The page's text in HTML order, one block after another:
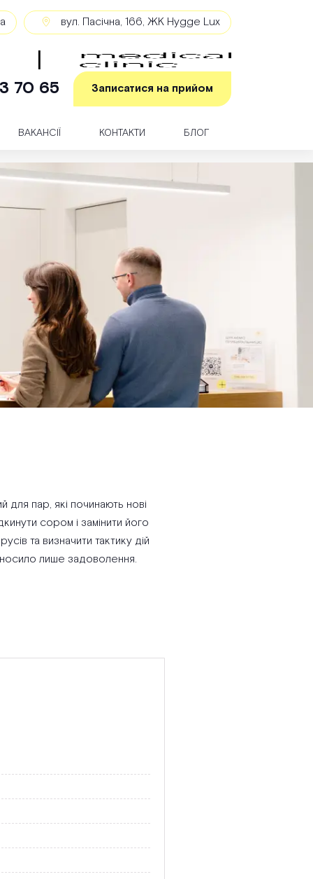
вул. Пасічна, 166, ЖК Hygge Lux
70 65 Записатися на прийом
ВАКАНСІЇ КОНТАКТИ БЛОГ
пар, які починають нові
сором і замінити його
та визначити тактику дій
лише задоволення.